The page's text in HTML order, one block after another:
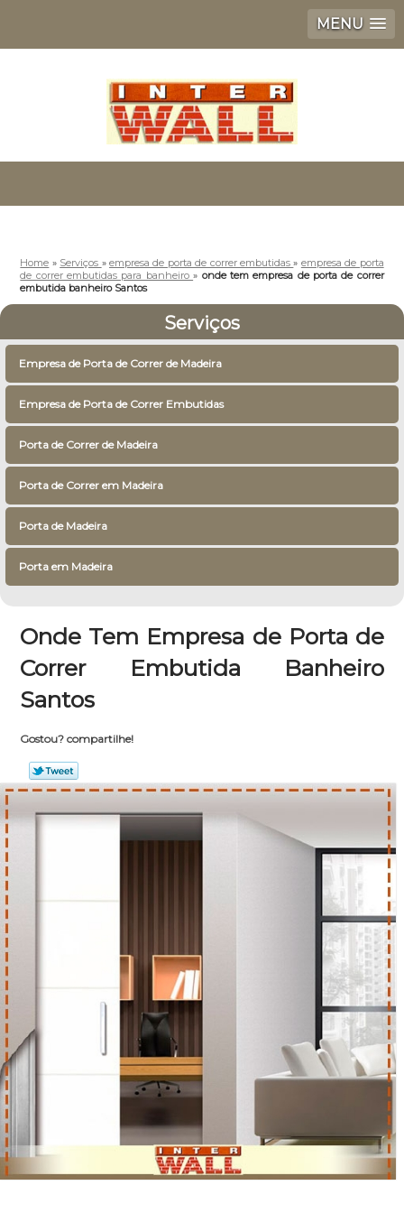
MENU
Home » Serviços »empresa de porta de correr embutidas» empresa de porta
de correr embutidas para banheiro» onde tem empresa de porta de correr
embutida banheiro Santos
Serviços
Empresa de Porta de Correr de Madeira
Empresa de Porta de Correr Embutidas
Porta de Correr de Madeira
Porta de Correr em Madeira
Porta de Madeira
Porta em Madeira
Onde Tem Empresa de Porta de
Correr Embutida Banheiro
Santos
Gostou? compartilhe!